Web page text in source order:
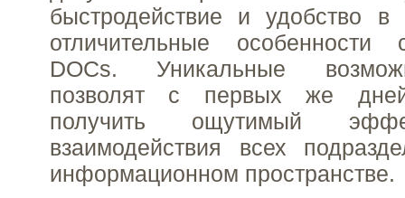
быстродействие и удобство в
отличительные особенности
DOCs. Уникальные
позволят с первых же дней
получить ощутимый
взаимодействия всех
информационном пространстве.